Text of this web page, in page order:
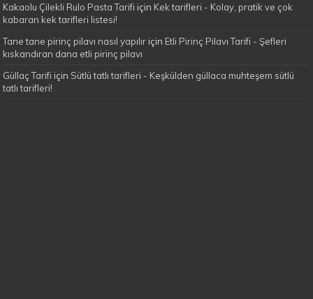
Kakaolu Çilekli Rulo Pasta Tarifi için Kek tarifleri - Kolay, pratik ve çok
kabaran kek tarifleri listesi!
Tane tane pirinç pilavı nasıl yapılır için Etli Pirinç Pilavı Tarifi - Şefleri
kıskandıran dana etli pirinç pilavı
Güllaç Tarifi için Sütlü tatlı tarifleri - Keşkülden güllaca muhteşem sütlü
tatlı tarifleri!